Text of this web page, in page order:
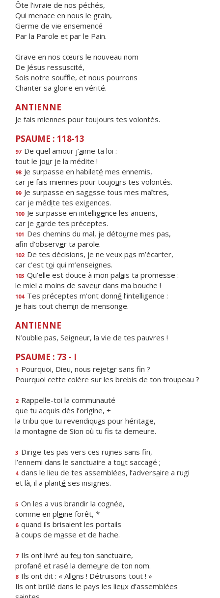
Ôte l'ivraie de nos péchés,
Qui menace en nous le grain,
Germe de vie ensemencé
Par la Parole et par le Pain.
Grave en nos cœurs le nouveau nom
De Jésus ressuscité,
Sois notre souffle, et nous pourrons
Chanter sa gloire en vérité.
ANTIENNE
Je fais miennes pour toujours tes volontés.
PSAUME : 118-13
97 De quel amour j’aime ta loi :
tout le jour je la médite !
98 Je surpasse en habileté mes ennemis,
car je fais miennes pour toujours tes volontés.
99 Je surpasse en sagesse tous mes maîtres,
car je médite tes exigences.
100 Je surpasse en intelligence les anciens,
car je garde tes préceptes.
101 Des chemins du mal, je détourne mes pas,
afin d’observer ta parole.
102 De tes décisions, je ne veux pas m’écarter,
car c’est toi qui m’enseignes.
103 Qu’elle est douce à mon palais ta promesse :
le miel a moins de saveur dans ma bouche !
104 Tes préceptes m’ont donné l’intelligence :
je hais tout chemin de mensonge.
ANTIENNE
N’oublie pas, Seigneur, la vie de tes pauvres !
PSAUME : 73 - I
1 Pourquoi, Dieu, nous rejeter sans fin ?
Pourquoi cette colère sur les brebis de ton troupeau ?
2 Rappelle-toi la communauté
que tu acquis dès l’origine, +
la tribu que tu revendiquas pour héritage,
la montagne de Sion où tu fs ta demeure.
3 Dirige tes pas vers ces ruines sans fin,
l’ennemi dans le sanctuaire a tout saccagé ;
4 dans le lieu de tes assemblées, l’adversaire a rugi
et là, il a planté ses insignes.
5 On les a vus brandir la cognée,
comme en pleine forêt, *
6 quand ils brisaient les portails
à coups de masse et de hache.
7 Ils ont livré au feu ton sanctuaire,
profané et rasé la demeure de ton nom.
8 Ils ont dit : « Allons ! Détruisons tout ! »
Ils ont brûlé dans le pays les lieux d’assemblées